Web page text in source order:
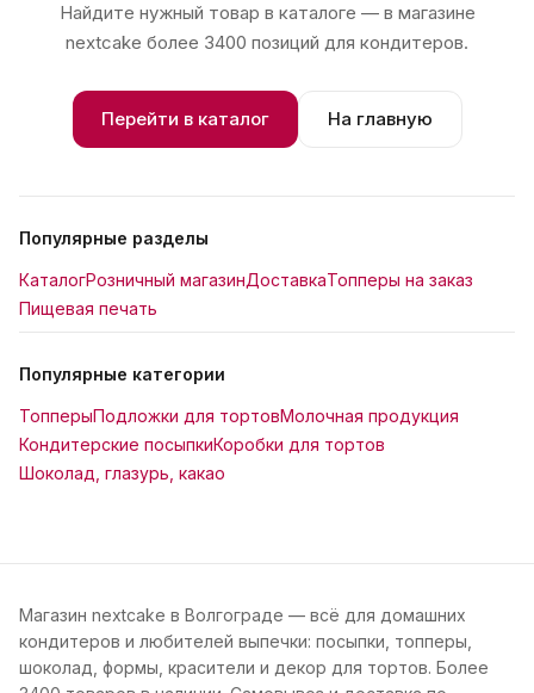
Найдите нужный товар в каталоге — в магазине
nextcake более 3400 позиций для кондитеров.
Перейти в каталог На главную
Популярные разделы
КаталогРозничный магазинДоставкаТопперы на заказ
Пищевая печать
Популярные категории
ТопперыПодложки для тортовМолочная продукция
Кондитерские посыпкиКоробки для тортов
Шоколад, глазурь, какао
Магазин nextcake в Волгограде — всё для домашних
кондитеров и любителей выпечки: посыпки, топперы,
шоколад, формы, красители и декор для тортов. Более